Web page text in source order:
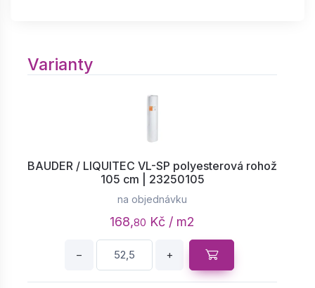
Varianty
BAUDER / LIQUITEC VL-SP polyesterová rohož
105 cm | 23250105
na objednávku
168,80 Kč / m2
− +